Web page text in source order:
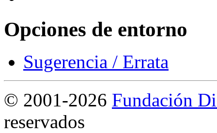
Opciones de entorno
Sugerencia / Errata
© 2001-2026 Fundación
reservados